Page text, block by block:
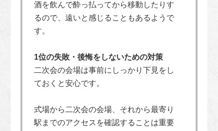
酒を飲んで酔っ払ってから移動したりす
るので、遠いと感じることもあるようで
す。
1位の失敗・後悔をしないための対策
二次会の会場は事前にしっかり下見をし
ておくと安心です。
式場から二次会の会場、それから最寄り
駅までのアクセスを確認することは重要